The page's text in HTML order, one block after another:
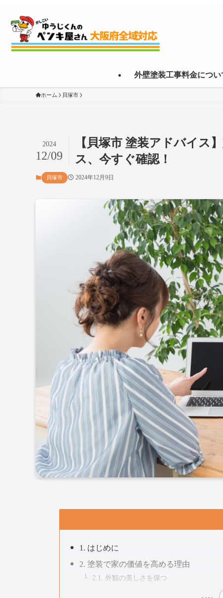
外壁塗装工事料金につい
ホーム 貝塚市
【貝塚市 塗装アドバイス
ス、今すぐ確認！
2024
12/09
貝塚市 2024年12月9日
1. はじめに
2. 塗装で家の価値を高める理由
2.1. 外観の美しさを保つ